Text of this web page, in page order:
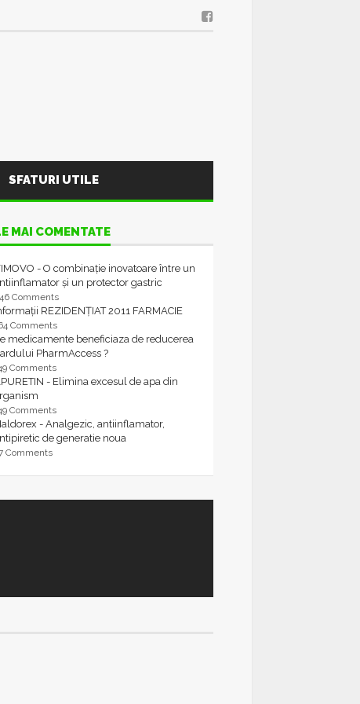
SFATURI UTILE
MAI COMENTATE
- O combinație inovatoare între un
și un protector gastric
Comments
REZIDENȚIAT 2011 FARMACIE
Comments
medicamente beneficiaza de reducerea
PharmAccess ?
Comments
- Elimina excesul de apa din
Comments
- Analgezic, antiinflamator,
de generatie noua
Comments